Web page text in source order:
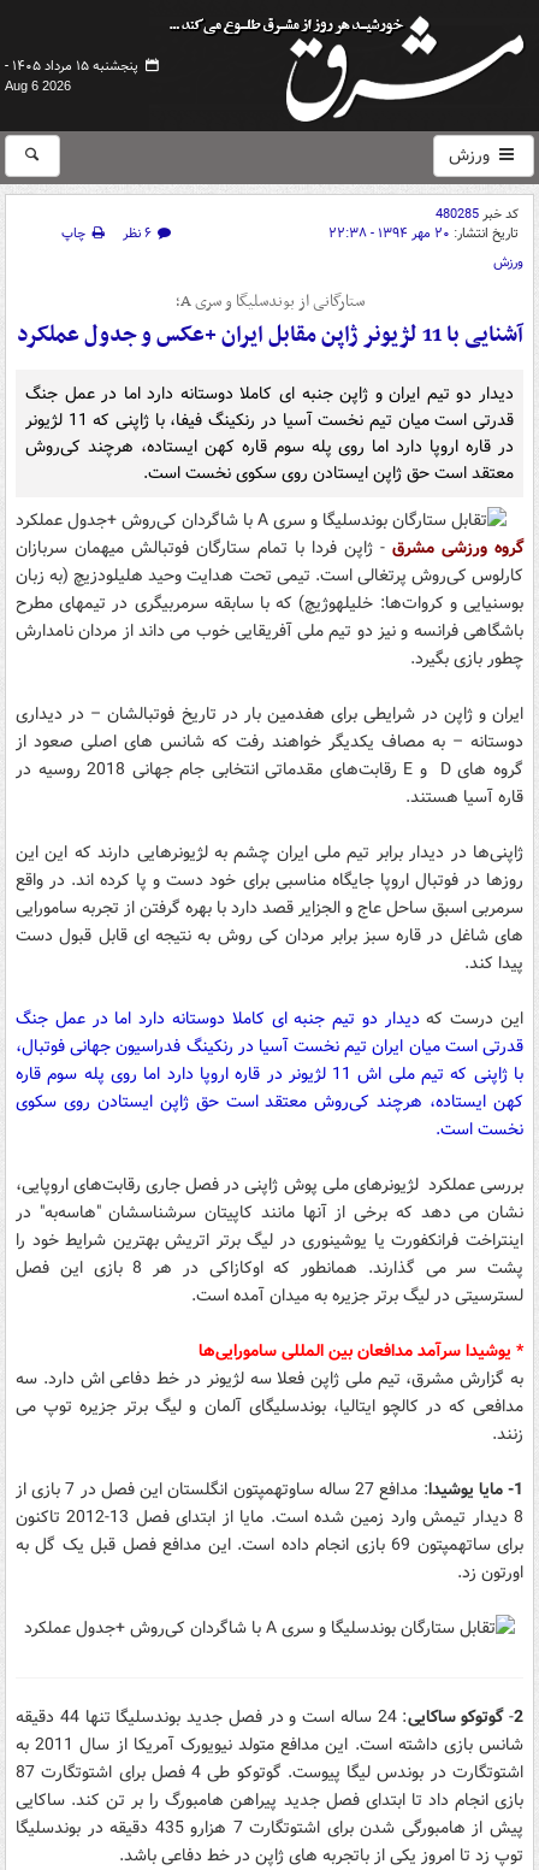
پنجشنبه ۱۵ مرداد ۱۴۰۵ -
Aug 6 2026
ورزش
کد خبر480285
تاریخ انتشار: ۲۰ مهر ۱۳۹۴ - ۲۲:۳۸ ۶ نظر
چاپ
ورزش
ستارگانی از بوندسلیگا و سری A؛
آشنایی با 11 لژیونر ژاپن مقابل ایران +عکس و جدول عملکرد
دیدار دو تیم ایران و ژاپن جنبه ای کاملا دوستانه دارد اما در عمل جنگ
قدرتی است میان تیم نخست آسیا در رنکینگ فیفا، با ژاپنی که 11 لژیونر
در قاره اروپا دارد اما روی پله سوم قاره کهن ایستاده، هرچند کی‌روش
معتقد است حق ژاپن ایستادن روی سکوی نخست است.
گروه ورزشی مشرق - ژاپن فردا با تمام ستارگان فوتبالش میهمان سربازان
کارلوس کی‌روش پرتغالی است. تیمی تحت هدایت وحید هلیلودزیچ (به زبان
بوسنیایی و کروات‌ها: خلیلهوژیچ) که با سابقه سرمربیگری در تیمهای مطرح
باشگاهی فرانسه و نیز دو تیم ملی آفریقایی خوب می داند از مردان نامدارش
چطور بازی بگیرد.
ایران و ژاپن در شرایطی برای هفدمین بار در تاریخ فوتبالشان – در دیداری
دوستانه – به مصاف یکدیگر خواهند رفت که شانس های اصلی صعود از
گروه های D و E رقابت‌های مقدماتی انتخابی جام جهانی 2018 روسیه در
قاره آسیا هستند.
ژاپنی‌ها در دیدار برابر تیم ملی ایران چشم به لژیونرهایی دارند که این این
روزها در فوتبال اروپا جایگاه مناسبی برای خود دست و پا کرده اند. در واقع
سرمربی اسبق ساحل عاج و الجزایر قصد دارد با بهره گرفتن از تجربه سامورایی
های شاغل در قاره سبز برابر مردان کی روش به نتیجه ای قابل قبول دست
پیدا کند.
این درست که دیدار دو تیم جنبه ای کاملا دوستانه دارد اما در عمل جنگ
قدرتی است میان ایران تیم نخست آسیا در رنکینگ فدراسیون جهانی فوتبال،
با ژاپنی که تیم ملی اش 11 لژیونر در قاره اروپا دارد اما روی پله سوم قاره
کهن ایستاده، هرچند کی‌روش معتقد است حق ژاپن ایستادن روی سکوی
نخست است.
بررسی عملکرد لژیونرهای ملی پوش ژاپنی در فصل جاری رقابت‌های اروپایی،
نشان می دهد که برخی از آنها مانند کاپیتان سرشناسشان "هاسه‌به" در
اینتراخت فرانکفورت یا یوشینوری در لیگ برتر اتریش بهترین شرایط خود را
پشت سر می گذارند. همانطور که اوکازاکی در هر 8 بازی این فصل
لسترسیتی در لیگ برتر جزیره به میدان آمده است.
* یوشیدا سرآمد مدافعان بین المللی سامورایی‌ها
به گزارش مشرق، تیم ملی ژاپن فعلا سه لژیونر در خط دفاعی اش دارد. سه
مدافعی که در کالچو ایتالیا، بوندسلیگای آلمان و لیگ برتر جزیره توپ می
زنند.
1- مایا یوشیدا
: مدافع 27 ساله ساوتهمپتون انگلستان این فصل در 7 بازی از
8 دیدار تیمش وارد زمین شده است. مایا از ابتدای فصل 13-2012 تاکنون
برای ساتهمپتون 69 بازی انجام داده است. این مدافع فصل قبل یک گل به
اورتون زد.
2
-گوتوکو ساکایی
: 24 ساله است و در فصل جدید بوندسلیگا تنها 44 دقیقه
شانس بازی داشته است. این مدافع متولد نیویورک آمریکا از سال 2011 به
اشتوتگارت در بوندس لیگا پیوست. گوتوکو طی 4 فصل برای اشتوتگارت 87
بازی انجام داد تا ابتدای فصل جدید پیراهن هامبورگ را بر تن کند. ساکایی
پیش از هامبورگی شدن برای اشتوتگارت 7 هزارو 435 دقیقه در بوندسلیگا
توپ زد تا امروز یکی از باتجربه های ژاپن در خط دفاعی باشد.